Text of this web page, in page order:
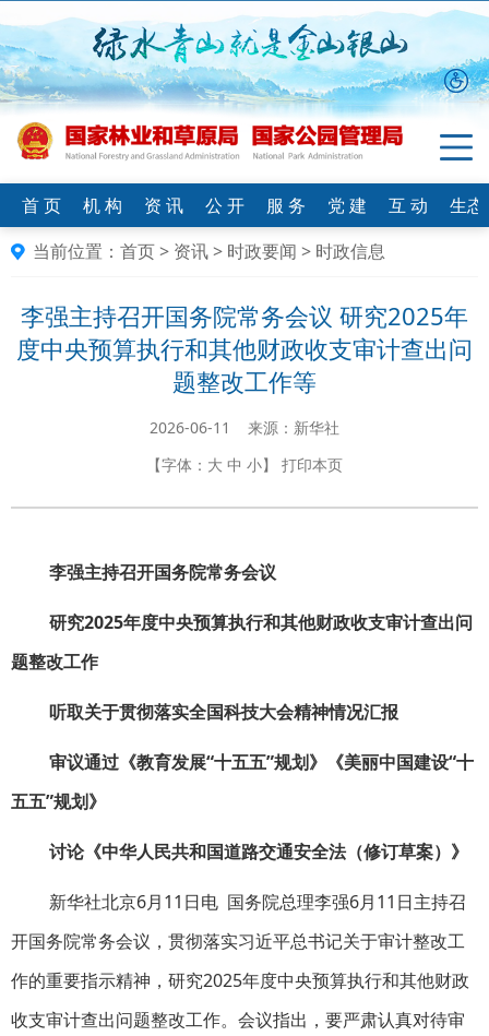
首 页 机 构 资 讯 公 开 服 务 党 建 互 动
生
当前位置： 首页> 资讯> 时政要闻 > 时政信息
李强主持召开国务院常务会议 研究2025年
度中央预算执行和其他财政收支审计查出问
题整改工作等
2026-06-11 来源：新华社
【字体： 大 中 小】 打印本页
李强主持召开国务院常务会议
研究2025年度中央预算执行和其他财政收支审计查出问
题整改工作
听取关于贯彻落实全国科技大会精神情况汇报
审议通过《教育发展“十五五”规划》《美丽中国建设“十
五五”规划》
讨论《中华人民共和国道路交通安全法（修订草案）》
新华社北京6月11日电 国务院总理李强6月11日主持召
开国务院常务会议，贯彻落实习近平总书记关于审计整改工
作的重要指示精神，研究2025年度中央预算执行和其他财政
收支审计查出问题整改工作。会议指出，要严肃认真对待审